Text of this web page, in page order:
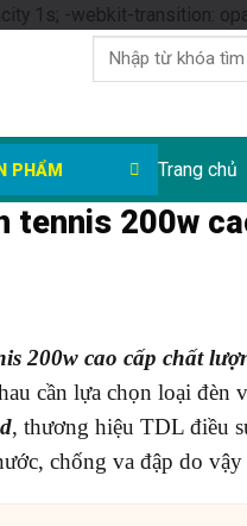
1s; -webkit-transition:
Tìm
kiếm:
PHẨM Trang chủ
tennis 200w
200w cao cấp chất
cần lựa chọn loại
, thương hiệu TDL điều
chống va đập do